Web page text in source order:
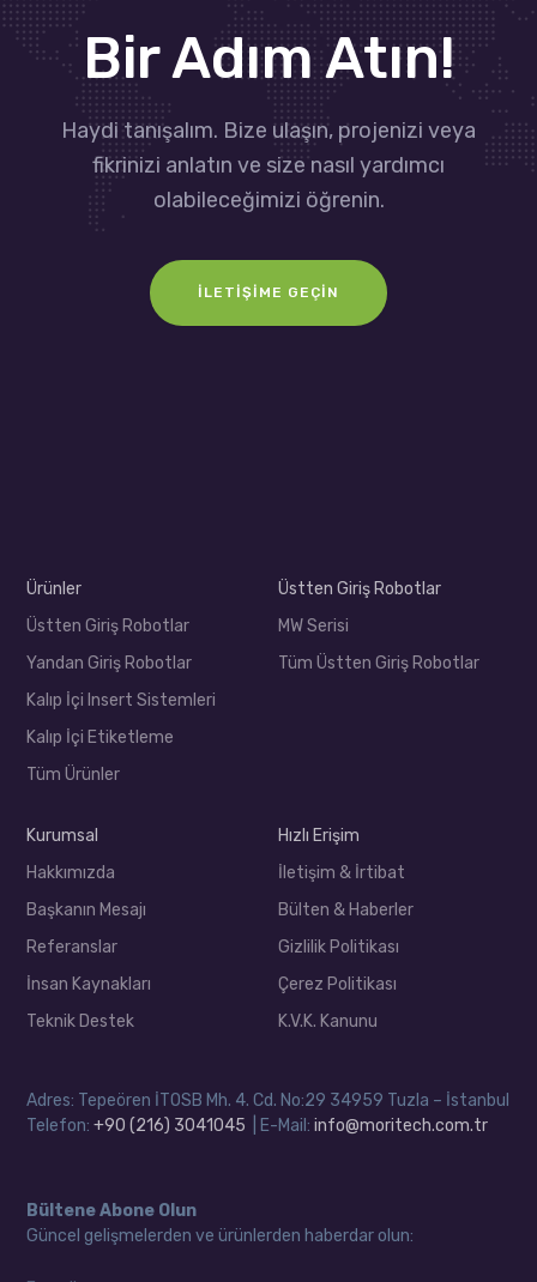
Bir Adım Atın!
Haydi tanışalım. Bize ulaşın, projenizi veya
fikrinizi anlatın ve size nasıl yardımcı
olabileceğimizi öğrenin.
İLETIŞIME GEÇIN
Ürünler
Üstten Giriş Robotlar
Yandan Giriş Robotlar
Kalıp İçi Insert Sistemleri
Kalıp İçi Etiketleme
Tüm Ürünler
Üstten Giriş Robotlar
MW Serisi
Tüm Üstten Giriş Robotlar
Kurumsal
Hakkımızda
Başkanın Mesajı
Referanslar
İnsan Kaynakları
Teknik Destek
Hızlı Erişim
İletişim & İrtibat
Bülten & Haberler
Gizlilik Politikası
Çerez Politikası
K.V.K. Kanunu
Adres: Tepeören İTOSB Mh. 4. Cd. No:29 34959 Tuzla – İstanbul
Telefon:+90 (216) 3041045 | E-Mail:info@moritech.com.tr
Bültene Abone Olun
Güncel gelişmelerden ve ürünlerden haberdar olun: